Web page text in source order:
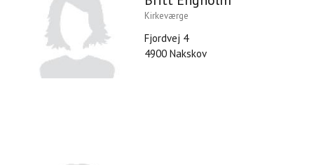
Kirkeværge
Fjordvej 4
4900 Nakskov